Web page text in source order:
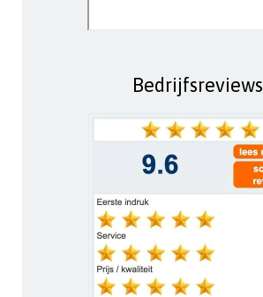
Bedrijfsreviews